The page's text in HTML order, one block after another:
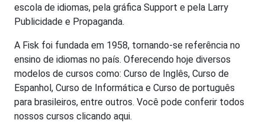
escola de idiomas, pela gráfica Support e pela Larry
Publicidade e Propaganda.
A Fisk foi fundada em 1958, tornando-se referência no
ensino de idiomas no país. Oferecendo hoje diversos
modelos de cursos como: Curso de Inglês, Curso de
Espanhol, Curso de Informática e Curso de português
para brasileiros, entre outros. Você pode conferir todos
nossos cursos clicando aqui.